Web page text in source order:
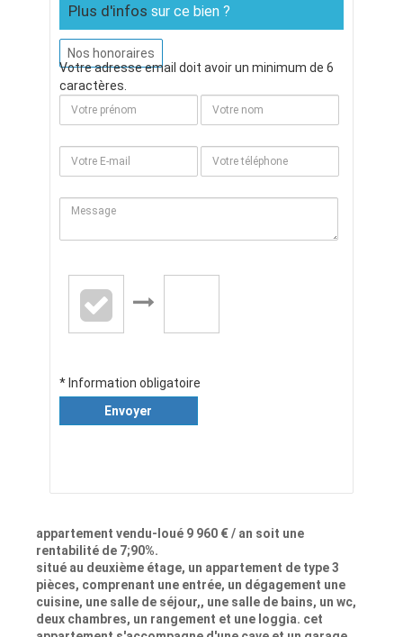
Plus d'infos sur ce bien ?
Nos honoraires
Votre adresse email doit avoir un minimum de 6
caractères.
* Information obligatoire
Envoyer
appartement vendu-loué 9 960 € / an soit une
rentabilité de 7;90%.
situé au deuxième étage, un appartement de type 3
pièces, comprenant une entrée, un dégagement une
cuisine, une salle de séjour,, une salle de bains, un wc,
deux chambres, un rangement et une loggia. cet